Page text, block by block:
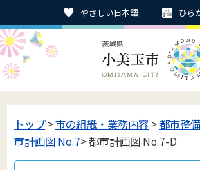
やさしい日本語 ひら
トップ>市の組織・業務内容>都市整
市計画図 No.7> 都市計画図 No.7-D